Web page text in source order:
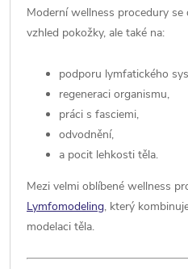
Moderní wellness procedury
vzhled pokožky, ale také na:
podporu lymfatického
regeneraci organismu,
práci s fasciemi,
odvodnění,
a pocit lehkosti těla.
Mezi velmi oblíbené wellness
Lymfomodeling, který
modelaci těla.